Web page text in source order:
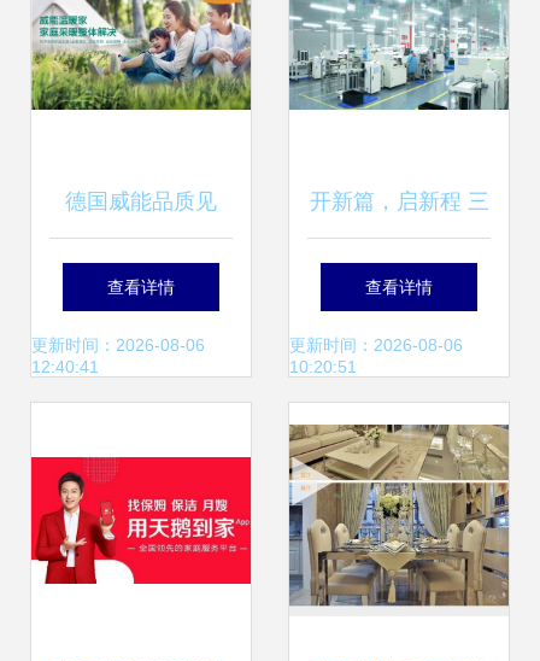
德国威能品质见
证，再获‘2022消费
者信赖十大家居品
查看详情
更新时间：2026-08-06
12:40:41
开新篇，启新程 三
月永康医疗携手家
政服务共赴医疗器
械展
查看详情
更新时间：2026-08-06
10:20:51